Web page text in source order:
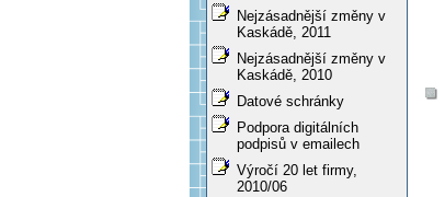
Nejzásadnější změny v
Kaskádě, 2011
Nejzásadnější změny v
Kaskádě, 2010
Datové schránky
Podpora digitálních
podpisů v emailech
Výročí 20 let firmy,
2010/06